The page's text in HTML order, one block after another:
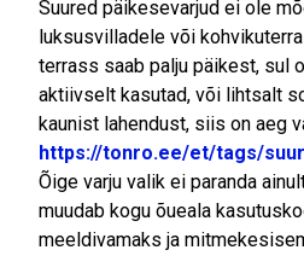
Suured päikesevarjud ei ole
luksusvilladele või
terrass saab palju päikest, sul
aktiivselt kasutad, või lihtsalt
kaunist lahendust, siis on aeg
https://tonro.ee/et/tags/
Õige varju valik ei paranda
muudab kogu õueala
meeldivamaks ja